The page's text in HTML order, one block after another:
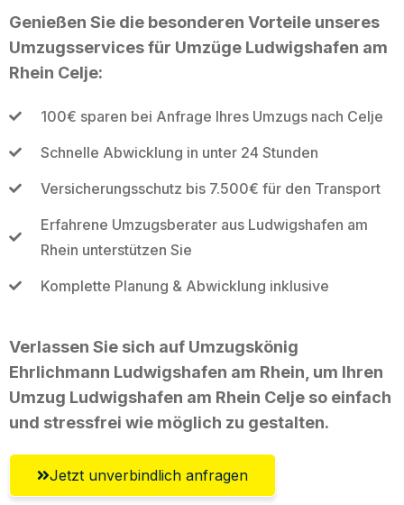
Genießen Sie die besonderen Vorteile unseres
Umzugsservices für Umzüge Ludwigshafen am
Rhein Celje:
100€ sparen bei Anfrage Ihres Umzugs nach Celje
Schnelle Abwicklung in unter 24 Stunden
Versicherungsschutz bis 7.500€ für den Transport
Erfahrene Umzugsberater aus Ludwigshafen am
Rhein unterstützen Sie
Komplette Planung & Abwicklung inklusive
Verlassen Sie sich auf Umzugskönig
Ehrlichmann Ludwigshafen am Rhein, um Ihren
Umzug Ludwigshafen am Rhein Celje so einfach
und stressfrei wie möglich zu gestalten.
Jetzt unverbindlich anfragen